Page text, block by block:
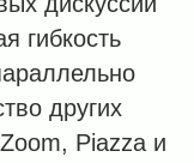
гибкость
других
Piazza и